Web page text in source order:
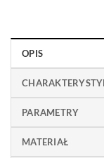
OPIS
PARAMETRY
MATERIAŁ